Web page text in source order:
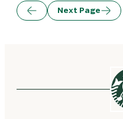
PreviousNext Page